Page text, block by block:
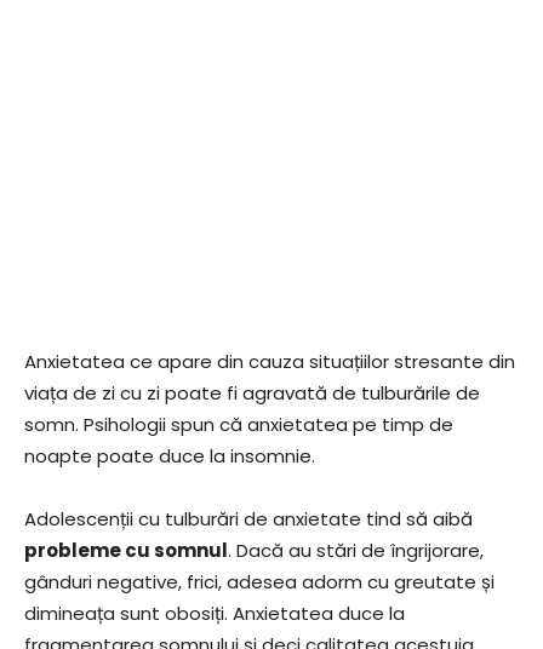
Anxietatea ce apare din cauza situațiilor stresante din
viața de zi cu zi poate fi agravată de tulburările de
somn. Psihologii spun că anxietatea pe timp de
noapte poate duce la insomnie.
Adolescenții cu tulburări de anxietate tind să aibă
probleme cu somnul. Dacă au stări de îngrijorare,
gânduri negative, frici, adesea adorm cu greutate și
dimineața sunt obosiți. Anxietatea duce la